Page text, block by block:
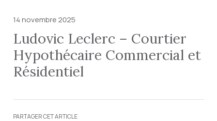
14 novembre 2025
Ludovic Leclerc – Courtier
Hypothécaire Commercial et
Résidentiel
PARTAGER CET ARTICLE